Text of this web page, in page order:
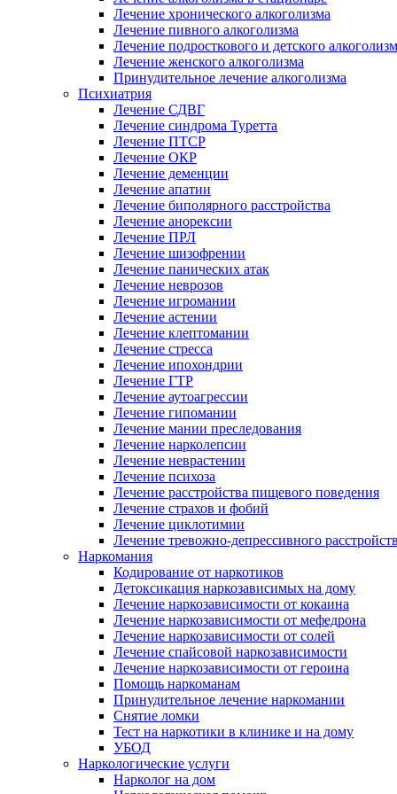
Лечение хронического алкоголизма
Лечение пивного алкоголизма
Лечение подросткового и детского
Лечение женского алкоголизма
Принудительное лечение алкоголизма
Психиатрия
Лечение СДВГ
Лечение синдрома Туретта
Лечение ПТСР
Лечение ОКР
Лечение деменции
Лечение апатии
Лечение биполярного расстройства
Лечение анорексии
Лечение ПРЛ
Лечение шизофрении
Лечение панических атак
Лечение неврозов
Лечение игромании
Лечение астении
Лечение клептомании
Лечение стресса
Лечение ипохондрии
Лечение ГТР
Лечение аутоагрессии
Лечение гипомании
Лечение мании преследования
Лечение нарколепсии
Лечение неврастении
Лечение психоза
Лечение расстройства пищевого поведения
Лечение страхов и фобий
Лечение циклотимии
Лечение тревожно-депрессивного
Наркомания
Кодирование от наркотиков
Детоксикация наркозависимых на дому
Лечение наркозависимости от кокаина
Лечение наркозависимости от мефедрона
Лечение наркозависимости от солей
Лечение спайсовой наркозависимости
Лечение наркозависимости от героина
Помощь наркоманам
Принудительное лечение наркомании
Снятие ломки
Тест на наркотики в клинике и на дому
УБОД
Наркологические услуги
Нарколог на дом